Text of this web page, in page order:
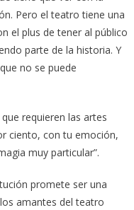
Pero el teatro tiene una
el plus de tener al público
parte de la historia. Y
no se puede
requieren las artes
ciento, con tu emoción,
muy particular”.
promete ser una
amantes del teatro